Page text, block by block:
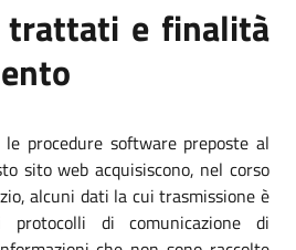
e finalità
procedure software preposte al
sito web acquisiscono, nel corso
alcuni dati la cui trasmissione è
protocolli di comunicazione di